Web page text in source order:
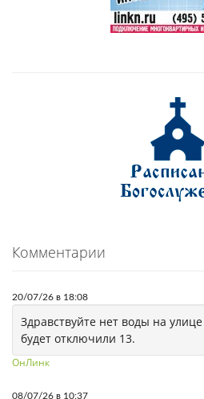
Комментарии
20/07/26 в 18:08
Здравствуйте нет воды на
будет отключили 13.
ОнЛинк
08/07/26 в 10:37